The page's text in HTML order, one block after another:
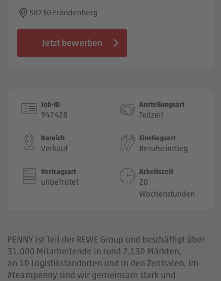
Jobbörse
58730 Fröndenberg
Jetzt bewerben
Job-ID
947428
Anstellungsart
Teilzeit
Bereich
Verkauf
Einstiegsart
Berufseinstieg
Vertragsart
unbefristet
Arbeitszeit
20
Wochenstunden
PENNY ist Teil der REWE Group und beschäftigt über
31.000 Mitarbeitende in rund 2.130 Märkten,
an 10 Logistikstandorten und in den Zentralen. Im
#teampenny sind wir gemeinsam stark und